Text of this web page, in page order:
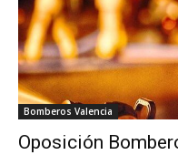
Bomberos Valencia
Oposición